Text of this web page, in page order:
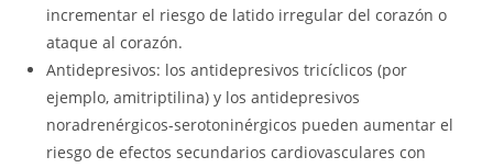
incrementar el riesgo de latido irregular del corazón o
ataque al corazón.
Antidepresivos: los antidepresivos tricíclicos (por
ejemplo, amitriptilina) y los antidepresivos
noradrenérgicos-serotoninérgicos pueden aumentar el
riesgo de efectos secundarios cardiovasculares con